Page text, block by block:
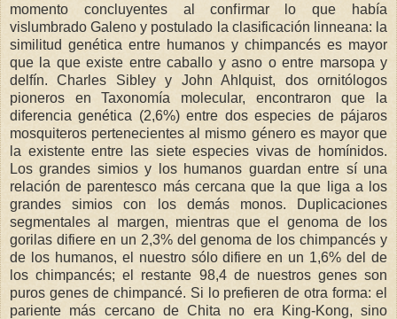
momento concluyentes al confirmar lo que había
vislumbrado Galeno y postulado la clasificación linneana: la
similitud genética entre humanos y chimpancés es mayor
que la que existe entre caballo y asno o entre marsopa y
delfín. Charles Sibley y John Ahlquist, dos ornitólogos
pioneros en Taxonomía molecular, encontraron que la
diferencia genética (2,6%) entre dos especies de pájaros
mosquiteros pertenecientes al mismo género es mayor que
la existente entre las siete especies vivas de homínidos.
Los grandes simios y los humanos guardan entre sí una
relación de parentesco más cercana que la que liga a los
grandes simios con los demás monos. Duplicaciones
segmentales al margen, mientras que el genoma de los
gorilas difiere en un 2,3% del genoma de los chimpancés y
de los humanos, el nuestro sólo difiere en un 1,6% del de
los chimpancés; el restante 98,4 de nuestros genes son
puros genes de chimpancé. Si lo prefieren de otra forma: el
pariente más cercano de Chita no era King-Kong, sino